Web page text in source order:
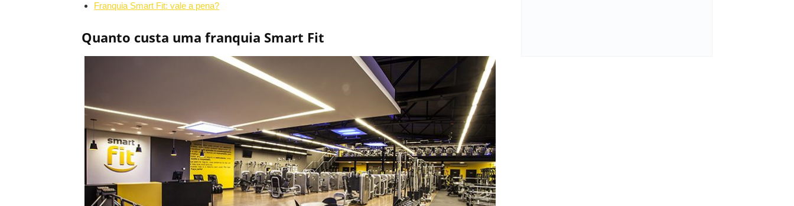
Franquia Smart Fit: vale a pena?
Quanto custa uma franquia Smart Fit